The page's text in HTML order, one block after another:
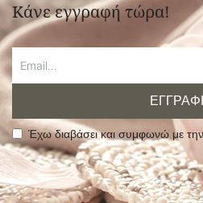
Κάνε εγγραφή τώρα!
Έχω διαβάσει και συμφωνώ με
Alternative: